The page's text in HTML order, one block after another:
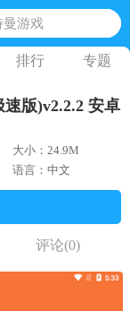
曼游戏
跑酷体验服版本
觉醒生机国际服
服
排行 专题
速版)v2.2.2 安卓
大小：24.9M
语言：中文
评论(0)